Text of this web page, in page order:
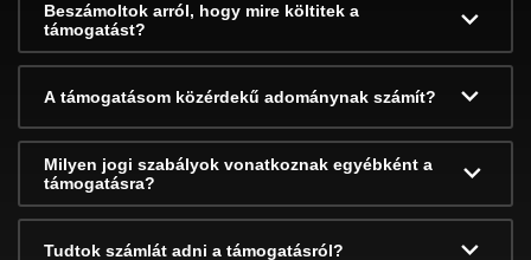
Beszámoltok arról, hogy mire költitek a
támogatást?
A támogatásom közérdekű adománynak számít?
Milyen jogi szabályok vonatkoznak egyébként a
támogatásra?
Tudtok számlát adni a támogatásról?